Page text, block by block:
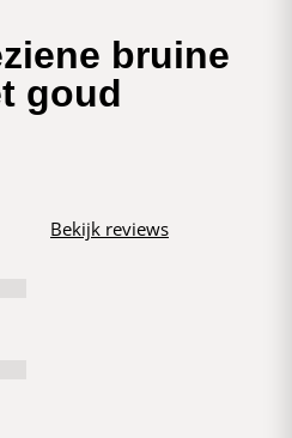
bruine
goud
Bekijk reviews